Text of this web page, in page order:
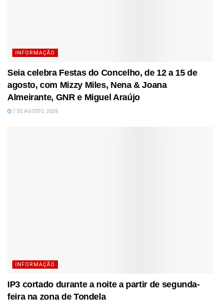
INFORMAÇÃO
Seia celebra Festas do Concelho, de 12 a 15 de
agosto, com Mizzy Miles, Nena & Joana
Almeirante, GNR e Miguel Araújo
7 DE AGOSTO, 2026
INFORMAÇÃO
IP3 cortado durante a noite a partir de segunda-
feira na zona de Tondela